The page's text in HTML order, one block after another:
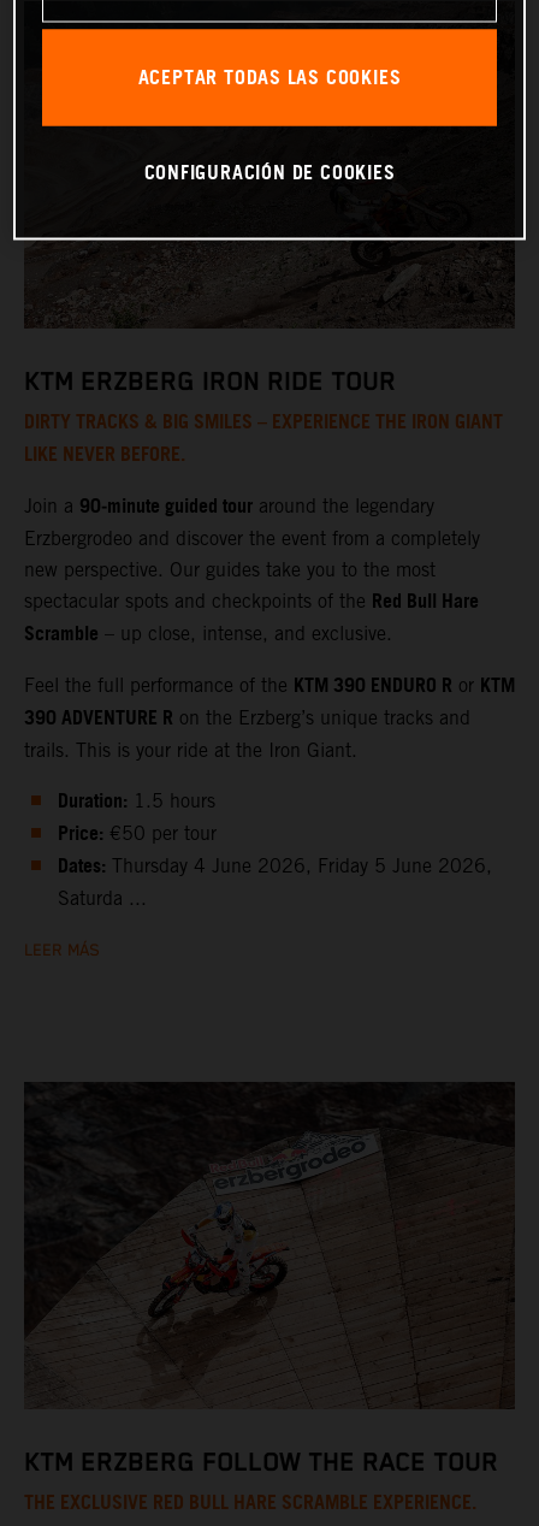
KTM ERZBERG IRON RIDE TOUR
DIRTY TRACKS & BIG SMILES – EXPERIENCE THE IRON GIANT
LIKE NEVER BEFORE.
Join a 90‑minute guided tour around the legendary
Erzbergrodeo and discover the event from a completely
new perspective. Our guides take you to the most
spectacular spots and checkpoints of the Red Bull Hare
Scramble – up close, intense, and exclusive.
Feel the full performance of the KTM 390 ENDURO R or KTM
390 ADVENTURE R on the Erzberg’s unique tracks and
trails. This is your ride at the Iron Giant.
Duration: 1.5 hours
Price: €50 per tour
Dates: Thursday 4 June 2026, Friday 5 June 2026,
Saturda ...
LEER MÁS
KTM ERZBERG FOLLOW THE RACE TOUR
THE EXCLUSIVE RED BULL HARE SCRAMBLE EXPERIENCE.
ACEPTAR TODAS LAS COOKIES
CONFIGURACIÓN DE COOKIES